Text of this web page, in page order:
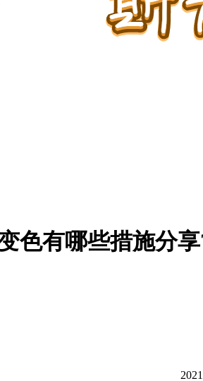
色有哪些措施分享